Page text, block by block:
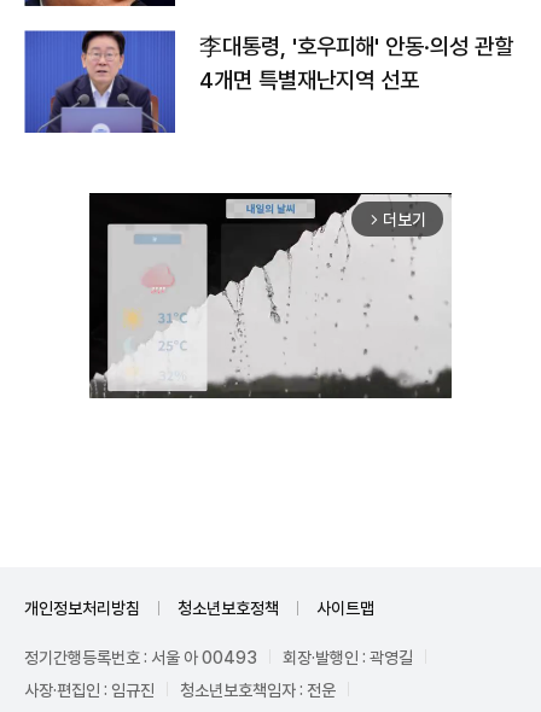
李대통령, '호우피해' 안동·의성 관할
4개면 특별재난지역 선포
arrow_forward_ios 더보기
개인정보처리방침 청소년보호정책 사이트맵
정기간행등록번호 : 서울 아 00493
회장·발행인 : 곽영길
사장·편집인 : 임규진
청소년보호책임자 : 전운